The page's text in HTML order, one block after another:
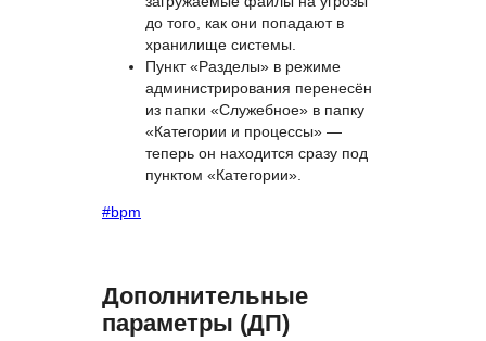
добавили страницу настройки
сервиса PT Sandbox —
интеграции с антивирусной
песочницей Positive
Technologies. Сервис проверяет
загружаемые файлы на угрозы
до того, как они попадают в
хранилище системы.
Пункт «Разделы» в режиме
пунктом «Категории».
#bpm